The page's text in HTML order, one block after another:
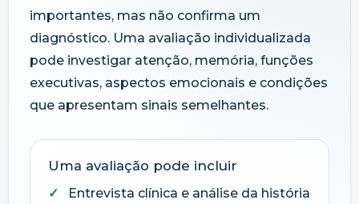
importantes, mas não confirma um
diagnóstico. Uma avaliação individualizada
pode investigar atenção, memória, funções
executivas, aspectos emocionais e condições
que apresentam sinais semelhantes.
Uma avaliação pode incluir
Entrevista clínica e análise da história